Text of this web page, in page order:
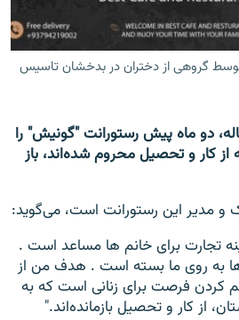
رادیو اروپای آزاد
گروهی از دختران در بدخشان تاسیس
گونیش، بانوی ۳۱ ساله، دو ماه پیش رستورانت "گونیش" را
از کار و تحصیل محروم شده‌اند، باز
مدیر این رستورانت است، می‌گوید:
تجارت برای خانم ها مساعد است .
ها به روی ما بسته است . هدف من از
کردن فرصت برای زنانی است که به
از کار و تحصیل بازمانده‌اند."